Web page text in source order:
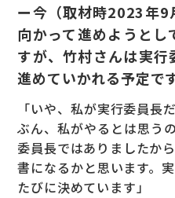
ー今（取材時2023年9
向かって進めようとし
すが、竹村さんは実行
進めていかれる予定で
「いや、私が実行委員長
ぶん、私がやるとは思う
委員長ではありましたか
書になるかと思います。
たびに決めています」